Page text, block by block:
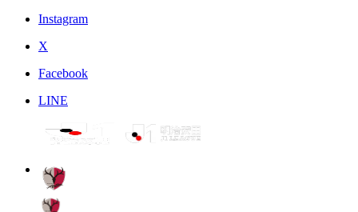
Instagram
X
Facebook
LINE